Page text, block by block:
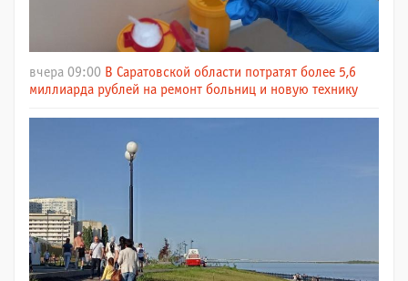
вчера 09:00 В Саратовской области потратят более 5,6
миллиарда рублей на ремонт больниц и новую технику